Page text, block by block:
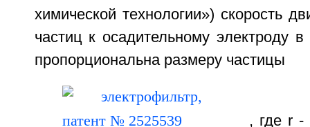
химической технологии») скорость
частиц к осадительному электроду
пропорциональна размеру частицы
, где r -